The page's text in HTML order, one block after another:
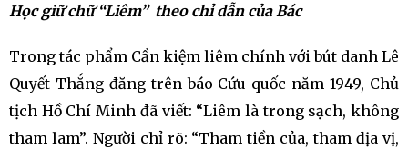
Học giữ chữ “Liêm” theo chỉ dẫn của Bác
Trong tác phẩm Cần kiệm liêm chính với bút danh Lê
Quyết Thắng đăng trên báo Cứu quốc năm 1949, Chủ
tịch Hồ Chí Minh đã viết: “Liêm là trong sạch, không
tham lam”. Người chỉ rõ: “Tham tiền của, tham địa vị,